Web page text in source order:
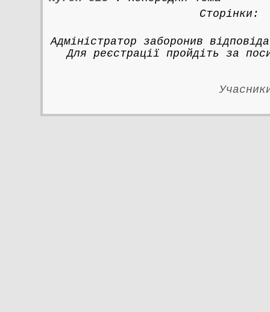
Адміністратор заборонив
Для реєстрації пройдіть за